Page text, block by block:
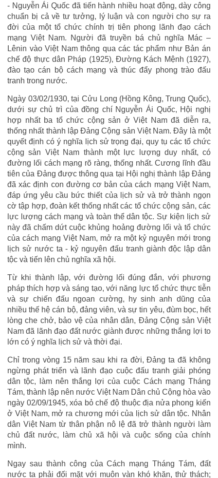
- Nguyễn Ái Quốc đã tiến hành nhiều hoạt động, dày công
chuẩn bị cả về tư tưởng, lý luận và con người cho sự ra
đời của một tổ chức chính trị tiên phong lãnh đạo cách
mạng Việt Nam. Người đã truyền bá chủ nghĩa Mác –
Lênin vào Việt Nam thông qua các tác phẩm như Bản án
chế độ thực dân Pháp (1925), Đường Kách Mệnh (1927),
đào tạo cán bộ cách mạng và thúc đẩy phong trào đấu
tranh trong nước.
Ngày 03/02/1930, tại Cửu Long (Hồng Kông, Trung Quốc),
dưới sự chủ trì của đồng chí Nguyễn Ái Quốc, Hội nghị
hợp nhất ba tổ chức cộng sản ở Việt Nam đã diễn ra,
thống nhất thành lập Đảng Cộng sản Việt Nam. Đây là một
quyết định có ý nghĩa lịch sử trọng đại, quy tụ các tổ chức
cộng sản Việt Nam thành một lực lượng duy nhất, có
đường lối cách mạng rõ ràng, thống nhất. Cương lĩnh đầu
tiên của Đảng được thông qua tại Hội nghị thành lập Đảng
đã xác định con đường cơ bản của cách mạng Việt Nam,
đáp ứng yêu cầu bức thiết của lịch sử và trở thành ngọn
cờ tập hợp, đoàn kết thống nhất các tổ chức cộng sản, các
lực lượng cách mạng và toàn thể dân tộc. Sự kiện lịch sử
này đã chấm dứt cuộc khủng hoảng đường lối và tổ chức
của cách mạng Việt Nam, mở ra một kỷ nguyên mới trong
lịch sử nước ta - kỷ nguyên đấu tranh giành độc lập dân
tộc và tiến lên chủ nghĩa xã hội.
Từ khi thành lập, với đường lối đúng đắn, với phương
pháp thích hợp và sáng tạo, với năng lực tổ chức thực tiễn
và sự chiến đấu ngoan cường, hy sinh anh dũng của
nhiều thế hệ cán bộ, đảng viên, và sự tin yêu, đùm bọc, hết
lòng che chở, bảo vệ của nhân dân, Đảng Cộng sản Việt
Nam đã lãnh đạo đất nước giành được những thắng lợi to
lớn có ý nghĩa lịch sử và thời đại.
Chỉ trong vòng 15 năm sau khi ra đời, Đảng ta đã không
ngừng phát triển và lãnh đạo cuộc đấu tranh giải phóng
dân tộc, làm nên thắng lợi của cuộc Cách mạng Tháng
Tám, thành lập nên nước Việt Nam Dân chủ Cộng hòa vào
ngày 02/09/1945, xóa bỏ chế độ thuộc địa nửa phong kiến
ở Việt Nam, mở ra chương mới của lịch sử dân tộc. Nhân
dân Việt Nam từ thân phận nô lệ đã trở thành người làm
chủ đất nước, làm chủ xã hội và cuộc sống của chính
mình.
Ngay sau thành công của Cách mạng Tháng Tám, đất
nước ta phải đối mặt với muôn vàn khó khăn, thử thách;